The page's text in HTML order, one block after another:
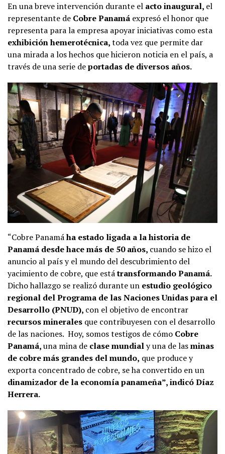
En una breve intervención durante el acto inaugural, el
representante de Cobre Panamá expresó el honor que
representa para la empresa apoyar iniciativas como esta
exhibición hemerotécnica,toda vez que permite dar
una mirada a los hechos que hicieron noticia en el país, a
través de una serie deportadas de diversos años.
“Cobre Panamáha estado ligada a la historia de
Panamá desde hace más de 50 años, cuando se hizo el
anuncio al país y el mundo del descubrimiento del
yacimiento de cobre, que estátransformando Panamá.
Dicho hallazgo se realizó durante un estudio geológico
regional del Programa de las Naciones Unidas para el
Desarrollo (PNUD), con el objetivo de encontrar
recursos minerales que contribuyesen con el desarrollo
de las naciones. Hoy, somos testigos de cómo Cobre
Panamá,una mina de clase mundialy una de lasminas
de cobre más grandes del mundo, que produce y
exporta concentrado de cobre, se ha convertido en un
dinamizador de la economía panameña”, indicó Díaz
Herrera.